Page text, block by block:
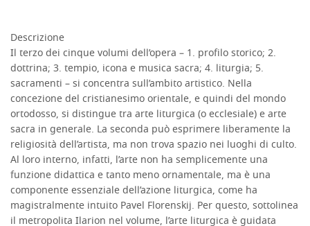
Descrizione
Il terzo dei cinque volumi dell’opera – 1. profilo storico; 2.
dottrina; 3. tempio, icona e musica sacra; 4. liturgia; 5.
sacramenti – si concentra sull’ambito artistico. Nella
concezione del cristianesimo orientale, e quindi del mondo
ortodosso, si distingue tra arte liturgica (o ecclesiale) e arte
sacra in generale. La seconda può esprimere liberamente la
religiosità dell’artista, ma non trova spazio nei luoghi di culto.
Al loro interno, infatti, l’arte non ha semplicemente una
funzione didattica e tanto meno ornamentale, ma è una
componente essenziale dell’azione liturgica, come ha
magistralmente intuito Pavel Florenskij. Per questo, sottolinea
il metropolita Ilarion nel volume, l’arte liturgica è guidata